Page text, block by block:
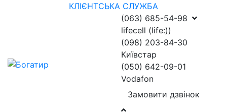
КЛІЄНТСЬКА СЛУЖБА
(063) 685-54-98
lifecell (life:))
(098) 203-84-30
Київстар
(050) 642-09-01
Vodafon
Замовити дзвінок